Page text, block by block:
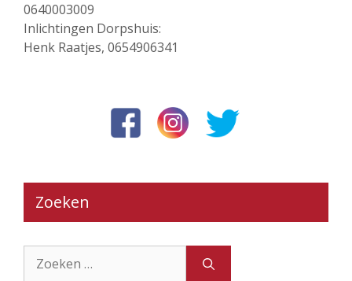
0640003009
Inlichtingen Dorpshuis:
Henk Raatjes, 0654906341
Zoeken
naar: